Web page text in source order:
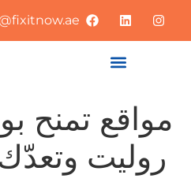
مواقع تمنح
روليت